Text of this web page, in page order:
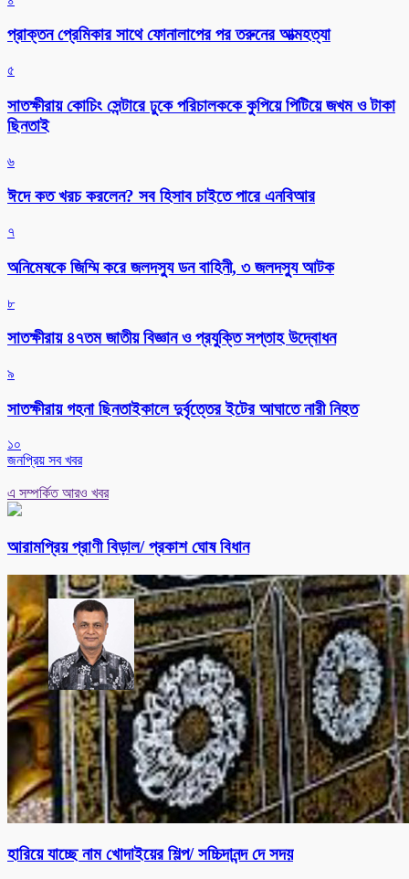
প্রাক্তন প্রেমিকার সাথে ফোনালাপের পর তরুনের আত্মহত্যা
৫
সাতক্ষীরায় কোচিং সেন্টারে ঢুকে পরিচালককে কুপিয়ে পিটিয়ে জখম ও টাকা
ছিনতাই
৬
ঈদে কত খরচ করলেন? সব হিসাব চাইতে পারে এনবিআর
৭
অনিমেষকে জিম্মি করে জলদস্যু ডন বাহিনী, ৩ জলদস্যু আটক
৮
সাতক্ষীরায় ৪৭তম জাতীয় বিজ্ঞান ও প্রযুক্তি সপ্তাহ উদ্বোধন
৯
সাতক্ষীরায় গহনা ছিনতাইকালে দুর্বৃত্তের ইটের আঘাতে নারী নিহত
১০
জনপ্রিয় সব খবর
এ সম্পর্কিত আরও খবর
আরামপ্রিয় প্রাণী বিড়াল/ প্রকাশ ঘোষ বিধান
হারিয়ে যাচ্ছে নাম খোদাইয়ের শিল্প/ সচ্চিদানন্দ দে সদয়